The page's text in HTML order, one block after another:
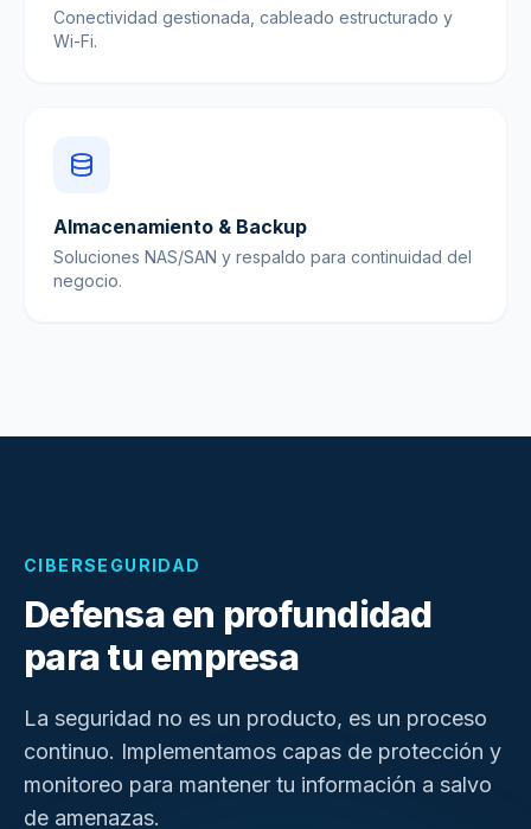
Conectividad gestionada, cableado estructurado y
Wi-Fi.
Almacenamiento & Backup
Soluciones NAS/SAN y respaldo para continuidad del
negocio.
CIBERSEGURIDAD
Defensa en profundidad
para tu empresa
La seguridad no es un producto, es un proceso
continuo. Implementamos capas de protección y
monitoreo para mantener tu información a salvo
de amenazas.